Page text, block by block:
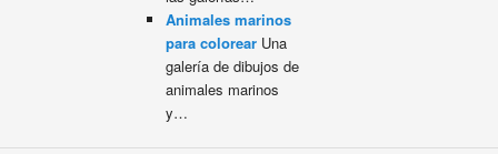
Animales marinos
para colorearUna
galería de dibujos de
animales marinos
y…